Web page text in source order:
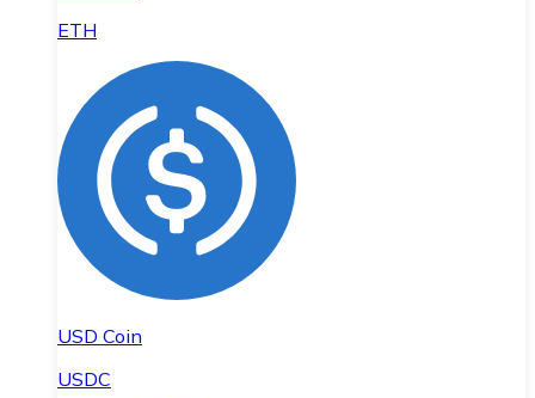
ETH
USD Coin
USDC